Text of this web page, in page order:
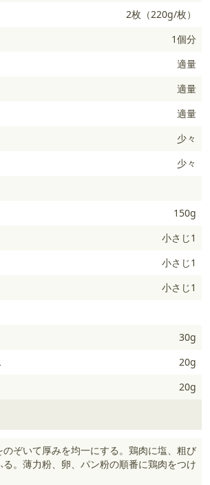
2枚（220g/枚）
1個分
適量
適量
適量
少々
少々
150g
小さじ1
小さじ1
小さじ1
30g
20g
20g
ぞいて厚みを均一にする。鶏肉に塩、粗び
る。薄力粉、卵、パン粉の順番に鶏肉をつけ